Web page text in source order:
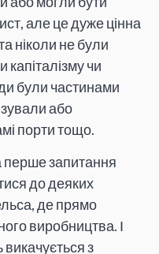
але це дуже цінна
ніколи не були
чи
були частинами
або
порти тощо.
перше запитання
до деяких
де прямо
виробництва. І
викачується з